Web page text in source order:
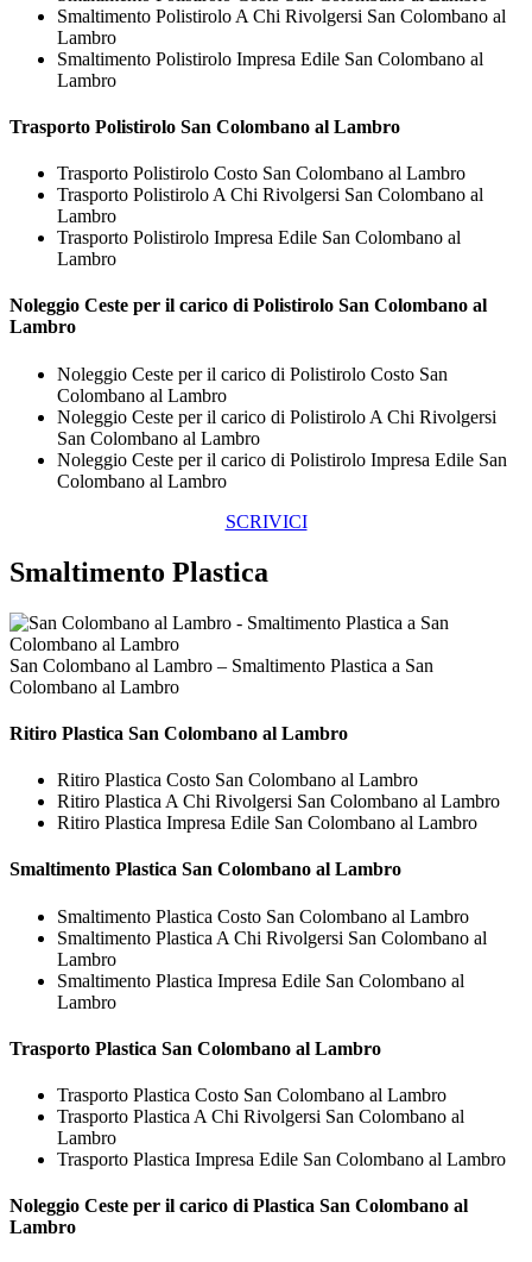
Smaltimento Polistirolo A Chi Rivolgersi San Colombano al
Lambro
Smaltimento Polistirolo Impresa Edile San Colombano al
Lambro
Trasporto Polistirolo San Colombano al Lambro
Trasporto Polistirolo Costo San Colombano al Lambro
Trasporto Polistirolo A Chi Rivolgersi San Colombano al
Lambro
Trasporto Polistirolo Impresa Edile San Colombano al
Lambro
Noleggio Ceste per il carico diPolistirolo San Colombano al
Lambro
Noleggio Ceste per il carico di Polistirolo Costo San
Colombano al Lambro
Noleggio Ceste per il carico di Polistirolo A Chi Rivolgersi
San Colombano al Lambro
Noleggio Ceste per il carico di Polistirolo Impresa Edile San
Colombano al Lambro
SCRIVICI
Smaltimento Plastica
San Colombano al Lambro – Smaltimento Plastica a San
Colombano al Lambro
Ritiro Plastica San Colombano al Lambro
Ritiro Plastica Costo San Colombano al Lambro
Ritiro Plastica A Chi Rivolgersi San Colombano al Lambro
Ritiro Plastica Impresa Edile San Colombano al Lambro
Smaltimento Plastica San Colombano al Lambro
Smaltimento Plastica Costo San Colombano al Lambro
Smaltimento Plastica A Chi Rivolgersi San Colombano al
Lambro
Smaltimento Plastica Impresa Edile San Colombano al
Lambro
Trasporto Plastica San Colombano al Lambro
Trasporto Plastica Costo San Colombano al Lambro
Trasporto Plastica A Chi Rivolgersi San Colombano al
Lambro
Trasporto Plastica Impresa Edile San Colombano al Lambro
Noleggio Ceste per il carico di Plastica San Colombano al
Lambro